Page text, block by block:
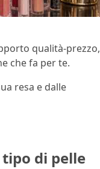
qualità-prezzo,
che fa per te.
resa e dalle
di pelle